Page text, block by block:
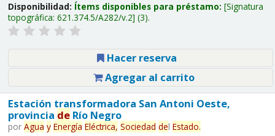
Disponibilidad: Ítems disponibles para préstamo: Signatura
topográfica: 621.374.5/A282/v.2 (3).
Hacer reserva
Agregar al carrito
Estación transformadora San Antoni Oeste,
provincia deRío Negro
por Agua y Energía Eléctrica, Sociedad del Estado.